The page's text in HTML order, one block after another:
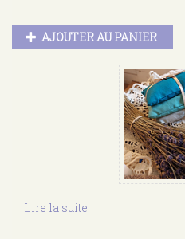
AJOUTER AU PANIER
Lire la suite